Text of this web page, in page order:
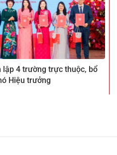
4 trường trực thuộc, bổ
Hiệu trưởng